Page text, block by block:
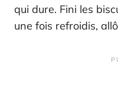
qui dure. Fini les
une fois refroidis,